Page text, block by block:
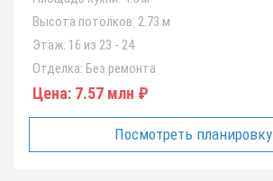
Высота потолков: 2.73 м
Этаж: 16 из 23 - 24
Отделка: Без ремонта
Цена: 7.57 млн ₽
Посмотреть планировку